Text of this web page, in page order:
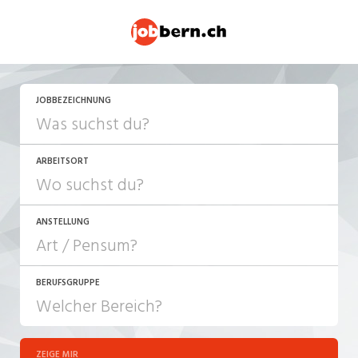
JOBBEZEICHNUNG
ARBEITSORT
ANSTELLUNG
JOB-TYP
Festanstellung
BERUFSGRUPPE
ZEIGE MIR